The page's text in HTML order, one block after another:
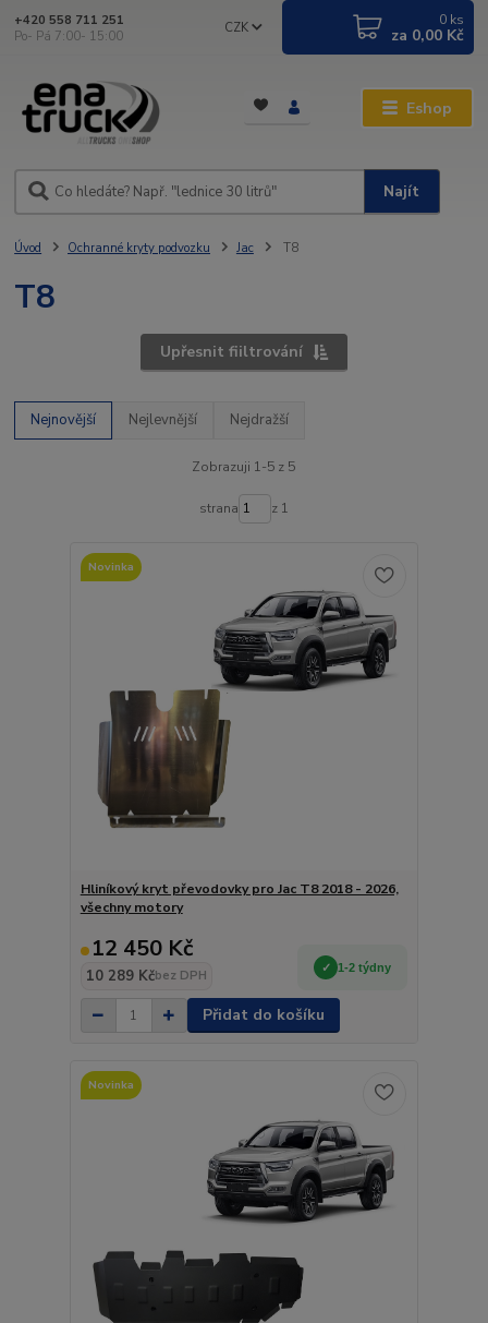
Eshop
CZK
Najít
+420 558 711 251
Po- Pá 7:00- 15:00
0 ks
za 0,00 Kč
Úvod Ochranné kryty podvozku Jac T8
T8
Upřesnit fiiltrování
Nejnovější Nejlevnější Nejdražší
Zobrazuji 1-5 z 5
strana z 1
Novinka
Hliníkový kryt převodovky pro Jac T8 2018 - 2026,
všechny motory
12 450 Kč
10 289 Kčbez DPH
1-2 týdny
Přidat do košíku
Novinka